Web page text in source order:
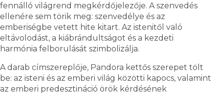
fennálló világrend megkérdőjelezője. A szenvedés
ellenére sem törik meg: szenvedélye és az
emberiségbe vetett hite kitart. Az istenitől való
eltávolodást, a kiábrándultságot és a kezdeti
harmónia felborulását szimbolizálja.
A darab címszereplője, Pandora kettős szerepet tölt
be: az isteni és az emberi világ közötti kapocs, valamint
az emberi predesztináció örök kérdésének